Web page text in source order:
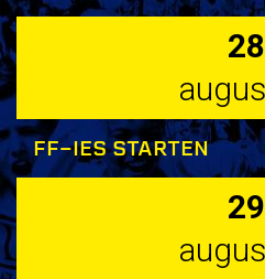
28
FF-IES STARTEN
29